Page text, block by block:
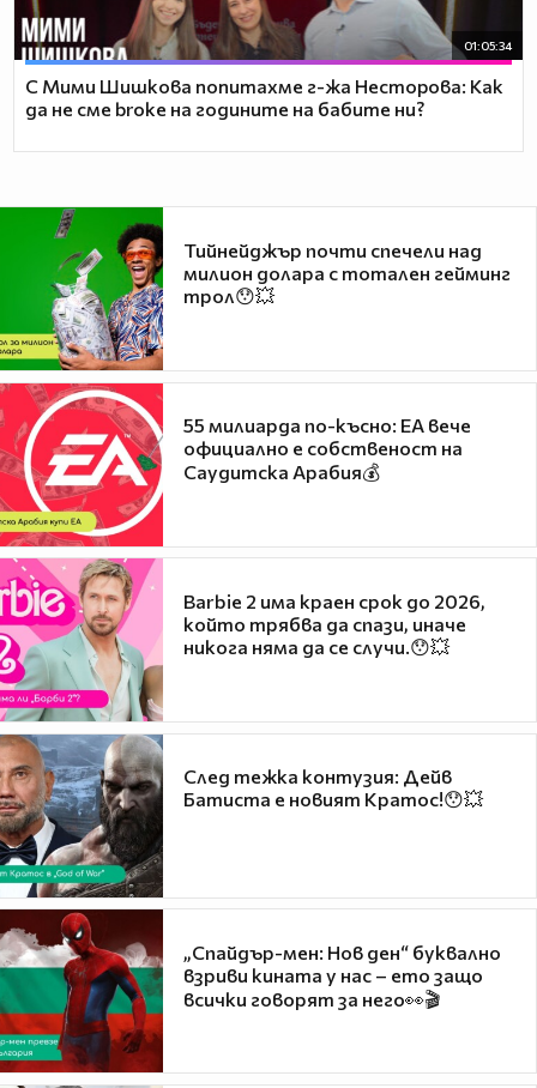
01:05:34
С Мими Шишкова попитахме г-жа Несторова: Как
да не сме broke на годините на бабите ни?
Тийнейджър почти спечели над
милион долара с тотален гейминг
трол😯💥
55 милиарда по-късно: EA вече
официално е собственост на
Саудитска Арабия💰
Barbie 2 има краен срок до 2026,
който трябва да спази, иначе
никога няма да се случи.😯💥
След тежка контузия: Дейв
Батиста е новият Кратос!😯💥
„Спайдър-мен: Нов ден“ буквално
взриви кината у нас – ето защо
всички говорят за него👀🎬